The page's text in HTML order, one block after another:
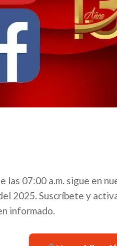
las 07:00 a.m. sigue en
2025. Suscríbete y
informado.